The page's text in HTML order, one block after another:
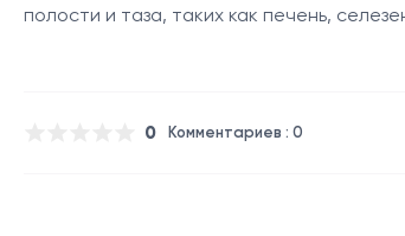
полости и таза, таких как печень,
0 Комментариев : 0